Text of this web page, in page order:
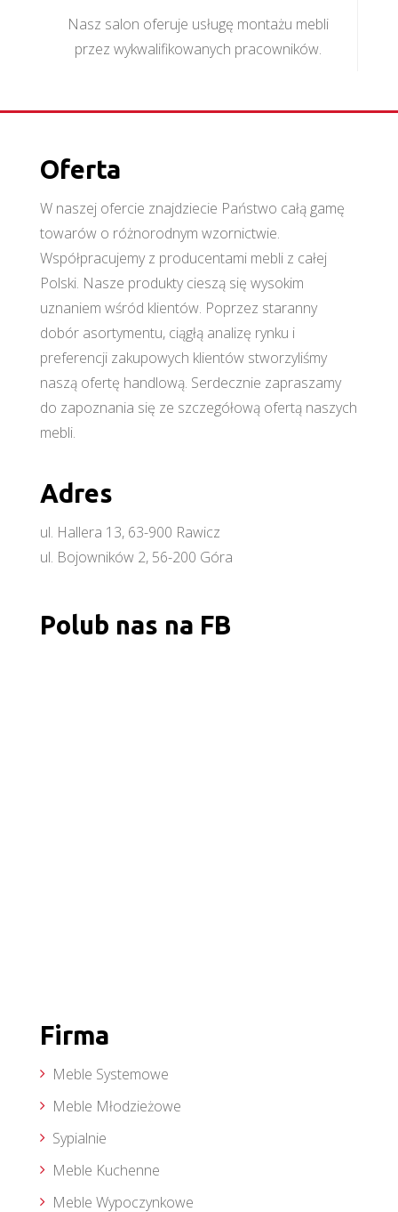
Nasz salon oferuje usługę montażu mebli
przez wykwalifikowanych pracowników.
Oferta
W naszej ofercie znajdziecie Państwo całą gamę
towarów o różnorodnym wzornictwie.
Współpracujemy z producentami mebli z całej
Polski. Nasze produkty cieszą się wysokim
uznaniem wśród klientów. Poprzez staranny
dobór asortymentu, ciągłą analizę rynku i
preferencji zakupowych klientów stworzyliśmy
naszą ofertę handlową. Serdecznie zapraszamy
do zapoznania się ze szczegółową ofertą naszych
mebli.
Adres
ul. Hallera 13, 63-900 Rawicz
ul. Bojowników 2, 56-200 Góra
Polub nas na FB
Firma
Meble Systemowe
Meble Młodzieżowe
Sypialnie
Meble Kuchenne
Meble Wypoczynkowe